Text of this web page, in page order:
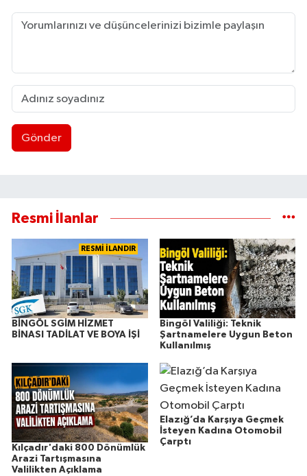
Gönder
Resmi İlanlar
RESMİ İLANDIR
BİNGÖL SGİM HİZMET
BİNASI TADİLAT VE BOYA İŞİ
Bingöl Valiliği: Teknik
Şartnamelere Uygun Beton
Kullanılmış
Kılçadır'daki 800 Dönümlük
Arazi Tartışmasına
Valilikten Açıklama
Elazığ’da Karşıya Geçmek
İsteyen Kadına Otomobil
Çarptı